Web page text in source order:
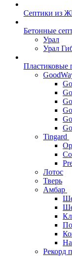
Септики из
Бетонные
Урал
Урал
Пластиковые
Tingard
Лотос
Тверь
Амбар
Рекорд